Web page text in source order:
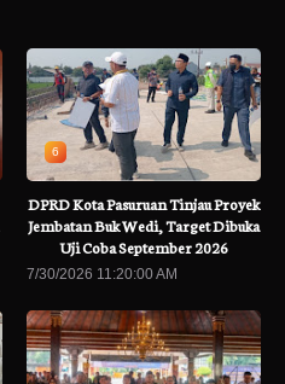
6
DPRD Kota Pasuruan Tinjau Proyek
Jembatan Buk Wedi, Target Dibuka
Uji Coba September 2026
7/30/2026 11:20:00 AM